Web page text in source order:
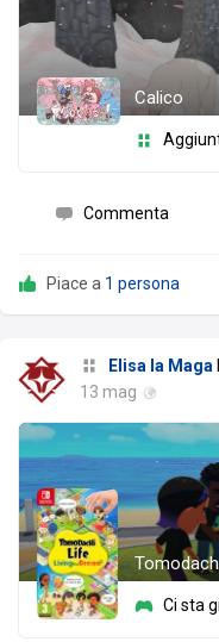
Calico
Commenta
Piace a 1 persona
Elisa la Maga
13 mag
Ci sta